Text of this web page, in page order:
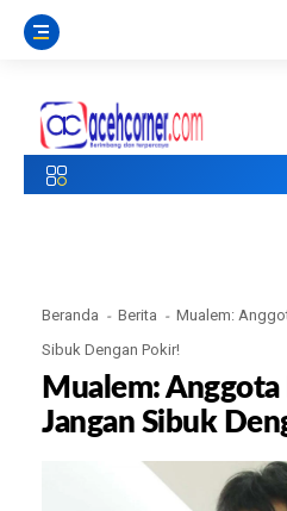
Beranda Berita
Mualem:
Sibuk Dengan Pokir!
Mualem:
Jangan Sibuk